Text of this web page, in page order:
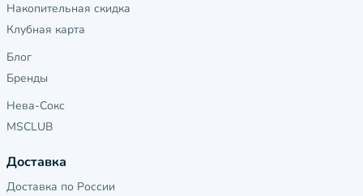
Накопительная скидка
Клубная карта
Блог
Бренды
Нева-Сокс
MSCLUB
Доставка
Доставка по России